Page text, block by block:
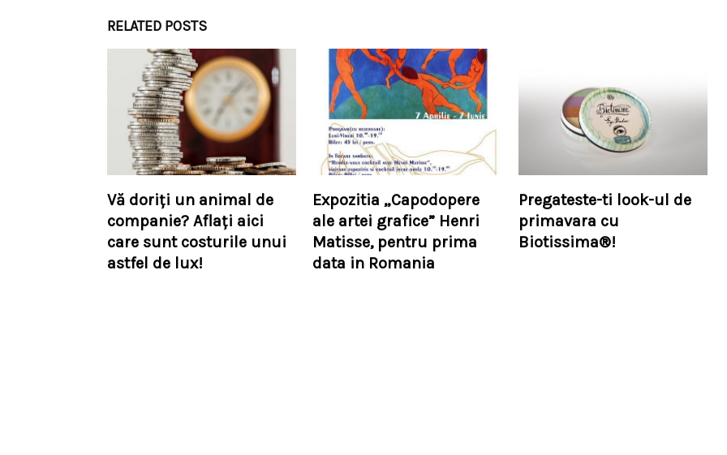
RELATED POSTS
Vă doriți un animal de
companie? Aflați aici
care sunt costurile unui
astfel de lux!
Expozitia „Capodopere
ale artei grafice” Henri
Matisse, pentru prima
data in Romania
Pregateste-ti look-ul de
primavara cu
Biotissima®!